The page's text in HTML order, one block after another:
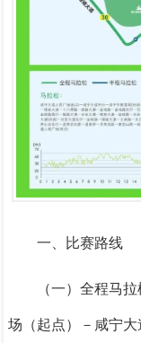
一、比赛路线
（一）全程马
场（起点）－咸宁大